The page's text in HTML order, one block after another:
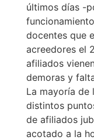
últimos días -
docentes que
acreedores el
afiliados
demoras y
La mayoría de
distintos
de afiliados
acotado a la